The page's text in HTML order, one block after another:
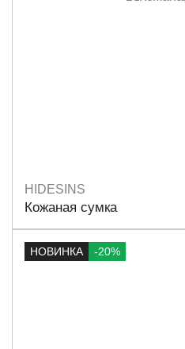
Размеры
HIDESINS
Кожаная сумка
НОВИНКА -20%